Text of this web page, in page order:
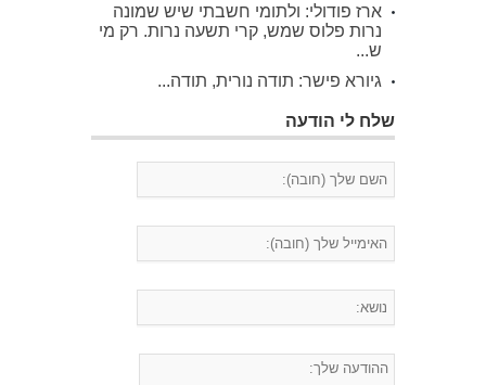
ארז פודולי: ולתומי חשבתי שיש שמונה
נרות פלוס שמש, קרי תשעה נרות. רק מי
ש...
גיורא פישר: תודה נורית, תודה...
שלח לי הודעה